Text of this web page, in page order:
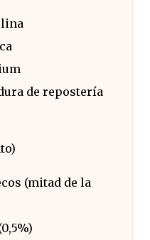
de repostería
(mitad de la